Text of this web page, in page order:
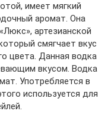
имеет мягкий
аромат. Она
артезианской
смягчает вкус
цвета. Данная водка
вкусом. Водка
Употребляется в
используется для